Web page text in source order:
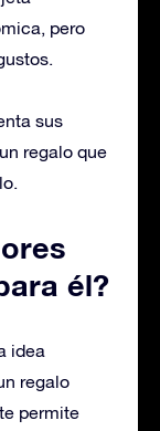
pero
sus
regalo que
él?
idea
regalo
permite